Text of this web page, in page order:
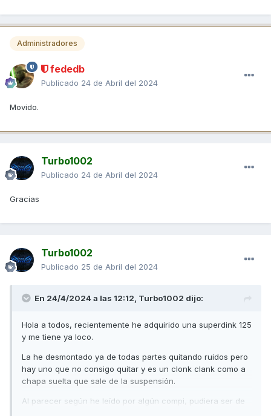
Administradores
fededb
Publicado 24 de Abril del 2024
Movido.
Turbo1002
Publicado 24 de Abril del 2024
Gracias
Turbo1002
Publicado 25 de Abril del 2024
En 24/4/2024 a las 12:12, Turbo1002 dijo:
Hola a todos, recientemente he adquirido una superdink 125
y me tiene ya loco.
La he desmontado ya de todas partes quitando ruidos pero
hay uno que no consigo quitar y es un clonk clank como a
chapa suelta que sale de la suspensión.
Al parecer según he leído por algún compi, pudiera ser de